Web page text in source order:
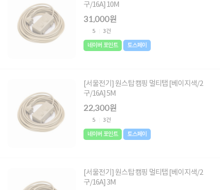
구/16A] 10M
31,000원
5 3건
네이버 포인트 토스페이
[서울전기] 원스탑 캠핑 멀티탭 [베이지색/2
구/16A] 5M
22,300원
5 3건
네이버 포인트 토스페이
[서울전기] 원스탑 캠핑 멀티탭 [베이지색/2
구/16A] 3M